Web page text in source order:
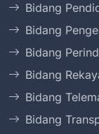
Bidang
Bidang
Bidang
Bidang
Bidang
Bidang